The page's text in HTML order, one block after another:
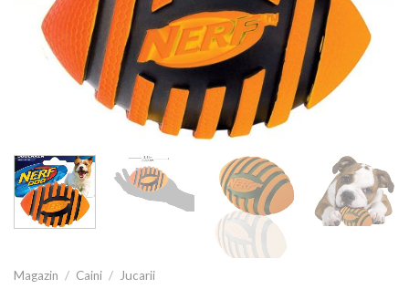
Magazin / Caini / Jucarii